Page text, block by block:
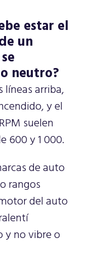
estar el
un
neutro?
arriba,
y el
suelen
600 y 1 000.
de auto
rangos
del auto
y no vibre o